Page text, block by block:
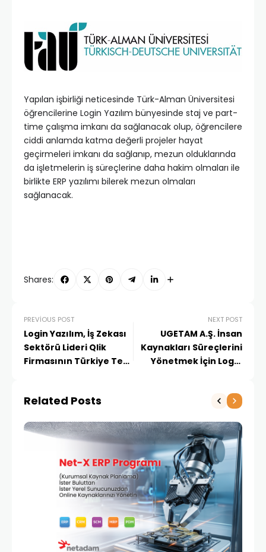
Yapılan işbirliği neticesinde Türk-Alman Üniversitesi
öğrencilerine Login Yazılım bünyesinde staj ve part-
time çalışma imkanı da sağlanacak olup, öğrencilere
ciddi anlamda katma değerli projeler hayat
geçirmeleri imkanı da sağlanıp, mezun olduklarında
da işletmelerin iş süreçlerine daha hakim olmaları ile
birlikte ERP yazılımı bilerek mezun olmaları
sağlanacak.
Shares:
PREVIOUS POST
Login Yazılım, İş Zekası
Sektörü Lideri Qlik
Firmasının Türkiye Tek
Sağladı
NEXT POST
UGETAM A.Ş. İnsan
Kaynakları Süreçlerini
Yönetmek İçin Login
Related Posts